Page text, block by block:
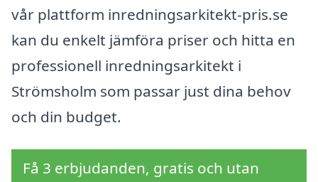
vår plattform inredningsarkitekt-pris.se
kan du enkelt jämföra priser och hitta en
professionell inredningsarkitekt i
Strömsholm som passar just dina behov
och din budget.
Få 3 erbjudanden, gratis och utan